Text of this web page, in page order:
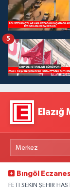
5
Bıngöl
FETİ SEKİN ŞEHİR